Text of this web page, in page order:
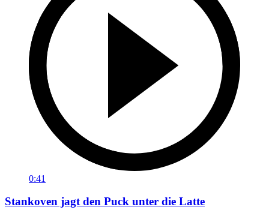
0:41
Stankoven jagt den Puck unter die Latte